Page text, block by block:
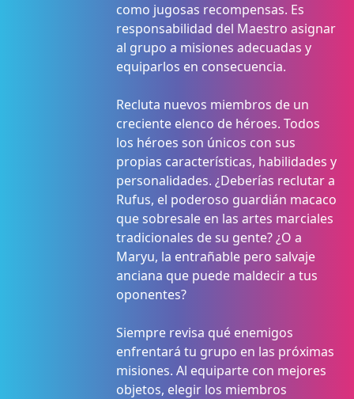
como jugosas recompensas. Es
responsabilidad del Maestro asignar
al grupo a misiones adecuadas y
equiparlos en consecuencia.
Recluta nuevos miembros de un
creciente elenco de héroes. Todos
los héroes son únicos con sus
propias características, habilidades y
personalidades. ¿Deberías reclutar a
Rufus, el poderoso guardián macaco
que sobresale en las artes marciales
tradicionales de su gente? ¿O a
Maryu, la entrañable pero salvaje
anciana que puede maldecir a tus
oponentes?
Siempre revisa qué enemigos
enfrentará tu grupo en las próximas
misiones. Al equiparte con mejores
objetos, elegir los miembros